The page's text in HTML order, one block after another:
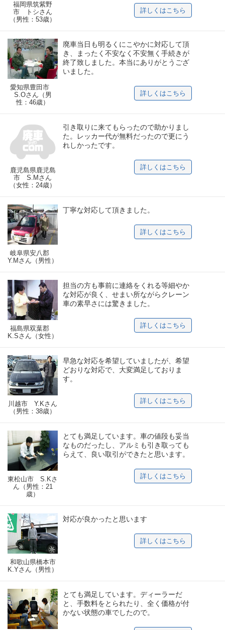
福岡県筑紫野
市 トシさん
（男性：53歳）
詳しくはこちら
愛知県豊田市
S.Oさん（男
性：46歳）
廃車当日も明るくにこやかに対応して頂
き、まったく不安なく不安無く手続きが
終了致しました。本当にありがとうござ
いました。
詳しくはこちら
鹿児島県鹿児島
市 S.Mさん
（女性：24歳）
引き取りに来てもらったので助かりまし
た。レッカー代が無料だったので更にう
れしかったです。
詳しくはこちら
岐阜県安八郡
Y.Mさん（男性）
丁寧な対応して頂きました。
詳しくはこちら
福島県双葉郡
K.Sさん（女性）
担当の方も事前に連絡をくれる等細やか
な対応が良く、せまい所ながらクレーン
車の素早さには驚きました。
詳しくはこちら
川越市 Y.Kさん
（男性：38歳）
早急な対応を希望していましたが、希望
どおりな対応で、大変満足しておりま
す。
詳しくはこちら
東松山市 S.Kさ
ん（男性：21
歳）
とても満足しています。車の値段も妥当
なものだったし、アルミも引き取っても
らえて、良い取引ができたと思います。
詳しくはこちら
和歌山県橋本市
K.Yさん（男性）
対応が良かったと思います
詳しくはこちら
とても満足しています。ディーラーだ
と、手数料をとられたり、全く価格が付
かない状態の車でしたので。